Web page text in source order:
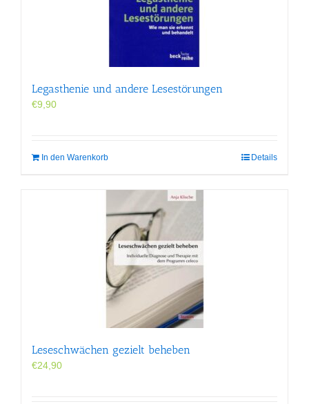
Legasthenie und andere Lesestörungen
€9,90
In den Warenkorb Details
Leseschwächen gezielt beheben
€24,90